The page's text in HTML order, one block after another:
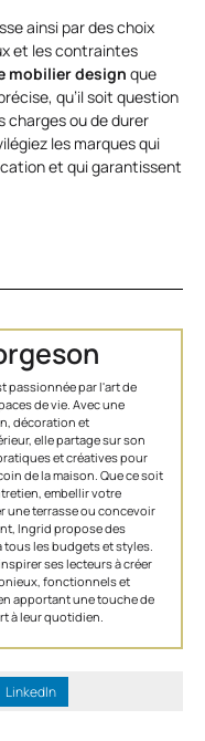
ainsi par des choix
et les contraintes
mobilier design que
qu’il soit question
charges ou de durer
les marques qui
et qui garantissent
passionnée par l'art de
de vie. Avec une
décoration et
elle partage sur son
et créatives pour
de la maison. Que ce soit
embellir votre
une terrasse ou concevoir
Ingrid propose des
tous les budgets et styles.
ses lecteurs à créer
fonctionnels et
apportant une touche de
à leur quotidien.
LinkedIn